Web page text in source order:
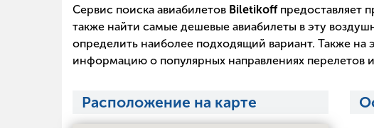
Сервис поиска авиабилетов Biletikoffпредоставляет
также найти самые дешевые авиабилеты в эту
определить наиболее подходящий вариант. Также
информацию о популярных направлениях перелетов
Расположение на карте